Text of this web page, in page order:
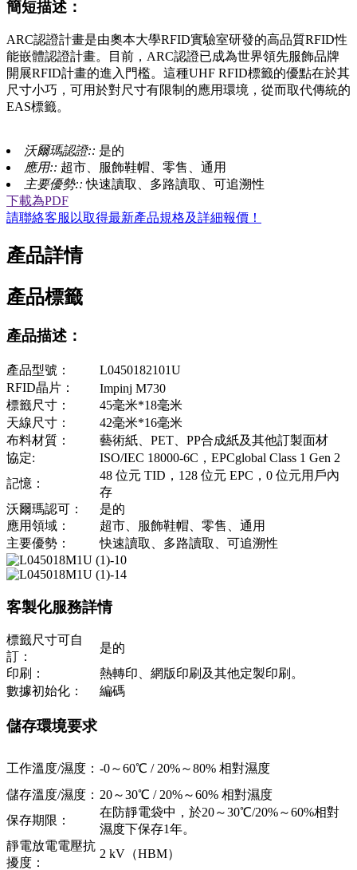
簡短描述：
ARC認證計畫是由奧本大學RFID實驗室研發的高品質RFID性
能嵌體認證計畫。目前，ARC認證已成為世界領先服飾品牌
開展RFID計畫的進入門檻。這種UHF RFID標籤的優點在於其
尺寸小巧，可用於對尺寸有限制的應用環境，從而取代傳統的
EAS標籤。
沃爾瑪認證:: 是的
應用:: 超市、服飾鞋帽、零售、通用
主要優勢::快速讀取、多路讀取、可追溯性
下載為PDF
請聯絡客服以取得最新產品規格及詳細報價！
產品詳情
產品標籤
產品描述：
產品型號：
L0450182101U
RFID晶片：
Impinj M730
標籤尺寸：
45毫米*18毫米
天線尺寸：
42毫米*16毫米
布料材質：
藝術紙、PET、PP合成紙及其他訂製面材
協定:
ISO/IEC 18000-6C，EPCglobal Class 1 Gen 2
記憶：
48 位元 TID，128 位元 EPC，0 位元用戶內
存
沃爾瑪認可：
是的
應用領域：
超市、服飾鞋帽、零售、通用
主要優勢：
快速讀取、多路讀取、可追溯性
客製化服務詳情
標籤尺寸可自
訂：
是的
印刷：
熱轉印、網版印刷及其他定製印刷。
數據初始化：
編碼
儲存環境要求
工作溫度/濕度： -0～60℃ / 20%～80% 相對濕度
儲存溫度/濕度： 20～30℃ / 20%～60% 相對濕度
保存期限：
在防靜電袋中，於20～30℃/20%～60%相對
濕度下保存1年。
靜電放電電壓抗
擾度：
2 kV（HBM）